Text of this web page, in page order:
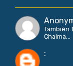
También
Chalma...
: